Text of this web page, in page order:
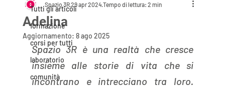
Tutti gli articoli
formazione
corsi per tutti
laboratorio
comunità
Adelina
Spazio 3R29 apr 2024Tempo di lettura: 2 min
Aggiornamento: 8 ago 2025
Spazio 3R è una realtà che cresce
insieme alle storie di vita che si
incontrano e intrecciano tra loro.